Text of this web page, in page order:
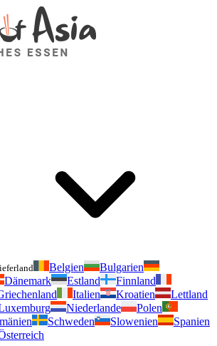
Belgien
Bulgarien
Dänemark Estland
Finnland
Italien Kroatien
Lettland
Niederlande
Polen
Schweden Slowenien
Spanien
nicht zu fragen. Ich bin für Sie da!